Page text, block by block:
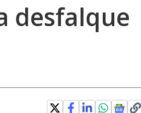
desfalque